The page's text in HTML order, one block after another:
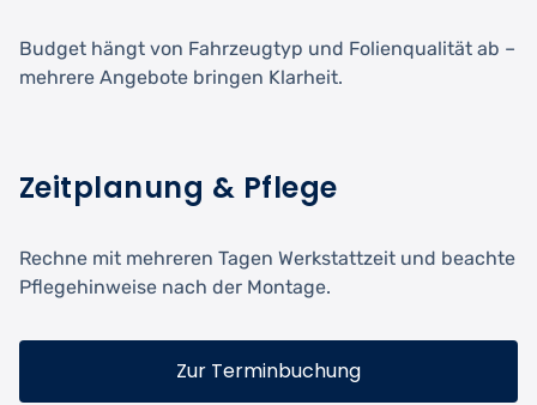
Budget hängt von Fahrzeugtyp und Folienqualität ab –
mehrere Angebote bringen Klarheit.
Zeitplanung & Pflege
Rechne mit mehreren Tagen Werkstattzeit und beachte
Pflegehinweise nach der Montage.
Zur Terminbuchung